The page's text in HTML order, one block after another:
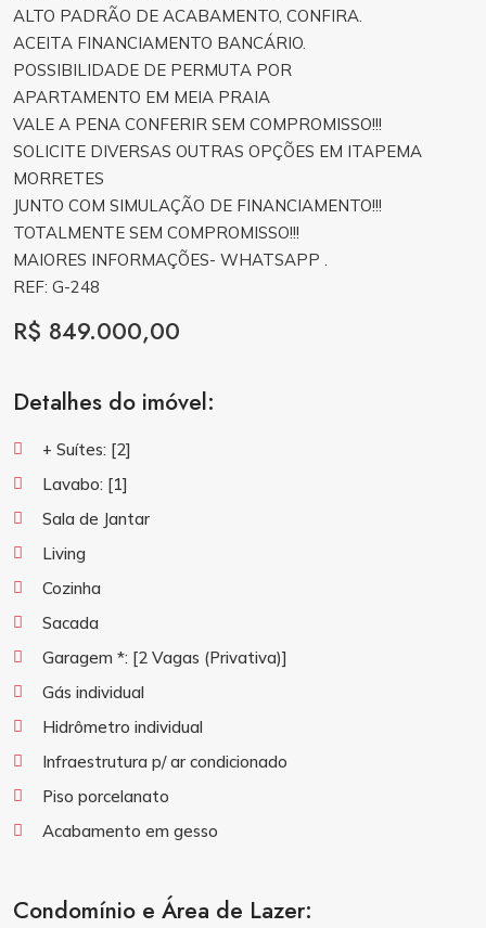
ALTO PADRÃO DE ACABAMENTO, CONFIRA.
ACEITA FINANCIAMENTO BANCÁRIO.
POSSIBILIDADE DE PERMUTA POR
APARTAMENTO EM MEIA PRAIA
VALE A PENA CONFERIR SEM COMPROMISSO!!!
SOLICITE DIVERSAS OUTRAS OPÇÕES EM ITAPEMA
MORRETES
JUNTO COM SIMULAÇÃO DE FINANCIAMENTO!!!
TOTALMENTE SEM COMPROMISSO!!!
MAIORES INFORMAÇÕES- WHATSAPP .
REF: G-248
R$ 849.000,00
Detalhes do imóvel:
+ Suítes: [2]
Lavabo: [1]
Sala de Jantar
Living
Cozinha
Sacada
Garagem *: [2 Vagas (Privativa)]
Gás individual
Hidrômetro individual
Infraestrutura p/ ar condicionado
Piso porcelanato
Acabamento em gesso
Condomínio e Área de Lazer: